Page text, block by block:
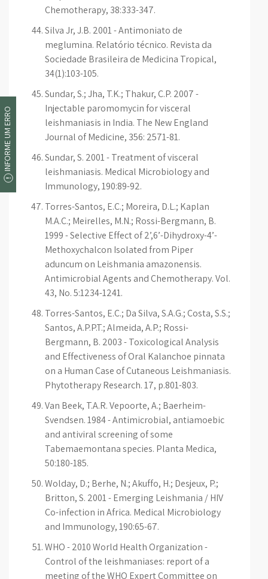
Chemotherapy, 38:333-347.
Silva Jr, J.B. 2001 - Antimoniato de
meglumina. Relatório técnico. Revista da
Sociedade Brasileira de Medicina Tropical,
34(1):103-105.
Sundar, S.; Jha, T.K.; Thakur, C.P. 2007 -
Injectable paromomycin for visceral
leishmaniasis in India. The New England
Journal of Medicine, 356: 2571-81.
Sundar, S. 2001 - Treatment of visceral
leishmaniasis. Medical Microbiology and
Immunology, 190:89-92.
Torres-Santos, E.C.; Moreira, D.L.; Kaplan
M.A.C.; Meirelles, M.N.; Rossi-Bergmann, B.
1999 - Selective Effect of 2’,6’-Dihydroxy-4’-
Methoxychalcon Isolated from Piper
aduncum on Leishmania amazonensis.
Antimicrobial Agents and Chemotherapy. Vol.
43, No. 5:1234-1241.
Torres-Santos, E.C.; Da Silva, S.A.G.; Costa, S.S.;
Santos, A.P.P.T.; Almeida, A.P.; Rossi-
Bergmann, B. 2003 - Toxicological Analysis
and Effectiveness of Oral Kalanchoe pinnata
on a Human Case of Cutaneous Leishmaniasis.
Phytotherapy Research. 17, p.801-803.
Van Beek, T.A.R. Vepoorte, A.; Baerheim-
Svendsen. 1984 - Antimicrobial, antiamoebic
and antiviral screening of some
Tabemaemontana species. Planta Medica,
50:180-185.
Wolday, D.; Berhe, N.; Akuffo, H.; Desjeux, P.;
Britton, S. 2001 - Emerging Leishmania / HIV
Co-infection in Africa. Medical Microbiology
and Immunology, 190:65-67.
WHO - 2010 World Health Organization -
Control of the leishmaniases: report of a
meeting of the WHO Expert Committee on
INFORME UM ERRO